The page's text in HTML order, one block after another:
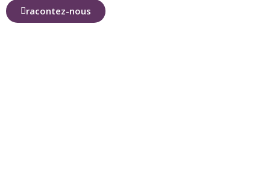
racontez-nous